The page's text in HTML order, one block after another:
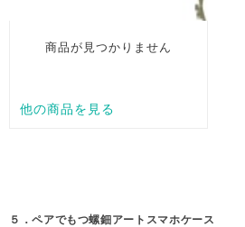
５．ペアでもつ螺鈿アートスマホケース